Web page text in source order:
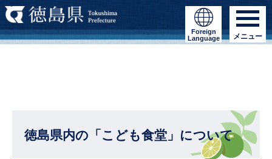
Foreign
Language
メニュー
徳島県内の「こども食堂」について